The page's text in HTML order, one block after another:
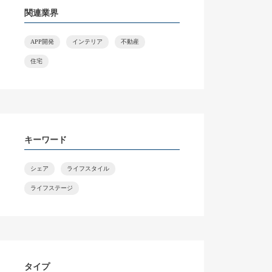
関連業界
APP開発 インテリア 不動産
住宅
キーワード
シェア ライフスタイル
ライフステージ
タイプ